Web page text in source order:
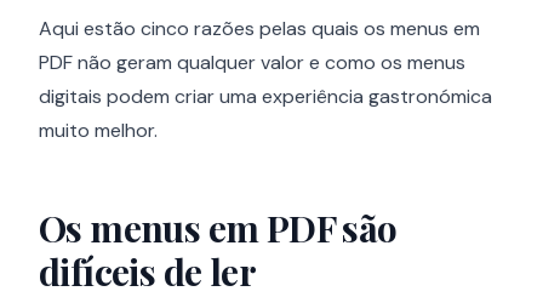
Aqui estão cinco razões pelas quais os menus em
PDF não geram qualquer valor e como os menus
digitais podem criar uma experiência gastronómica
muito melhor.
Os menus em PDF são
difíceis de ler